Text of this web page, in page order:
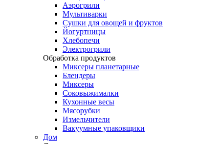
Аэрогрили
Мультиварки
Сушки для овощей и фруктов
Йогуртницы
Хлебопечи
Электрогрили
Обработка продуктов
Миксеры планетарные
Блендеры
Миксеры
Соковыжималки
Кухонные весы
Мясорубки
Измельчители
Вакуумные упаковщики
Дом